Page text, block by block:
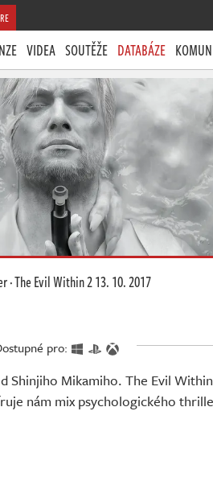
VIDEA SOUTĚŽE DATABÁZE
·The Evil Within 213. 10. 2017
pro:
Shinjiho Mikamiho. The Evil
nám mix psychologického